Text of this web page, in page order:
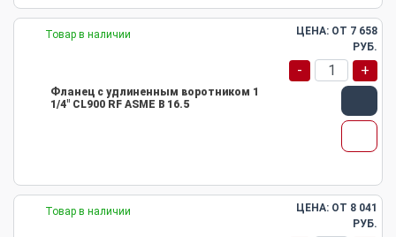
Товар в наличии
Фланец с удлиненным воротником 1
1/4" CL900 RF ASME B 16.5
ЦЕНА: ОТ 7 658
РУБ.
- +
Товар в наличии ЦЕНА: ОТ 8 041
РУБ.